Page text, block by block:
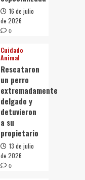
16 de julio
de 2026
0
Cuidado
Animal
Rescataron
un perro
extremadamente
delgado y
detuvieron
a su
propietario
13 de julio
de 2026
0